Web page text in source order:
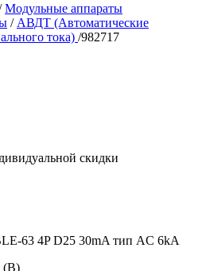
Модульные аппараты
/ АВДТ (Автоматические
тока) /982717
скидки
63 4P D25 30mA тип AC 6kA
(В)